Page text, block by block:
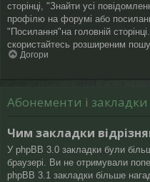
сторінці, "Знайти усі
профілю на форумі або
"Посилання"на головній
скористайтесь розширеним
Догори
Абонементи і закладки
Чим закладки
У phpBB 3.0 закладки були
браузері. Ви не отримували
phpBB 3.1 закладки більше